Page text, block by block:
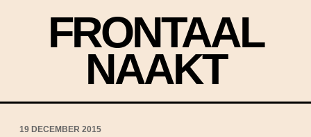
FRONTAAL
NAAKT
19 DECEMBER 2015